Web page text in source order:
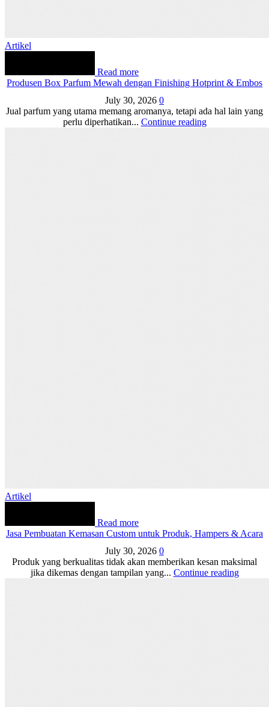
Artikel
Read more
Produsen Box Parfum Mewah dengan Finishing Hotprint & Embos
July 30, 2026 0
Jual parfum yang utama memang aromanya, tetapi ada hal lain yang
perlu diperhatikan... Continue reading
Artikel
Read more
Jasa Pembuatan Kemasan Custom untuk Produk, Hampers & Acara
July 30, 2026 0
Produk yang berkualitas tidak akan memberikan kesan maksimal
jika dikemas dengan tampilan yang... Continue reading